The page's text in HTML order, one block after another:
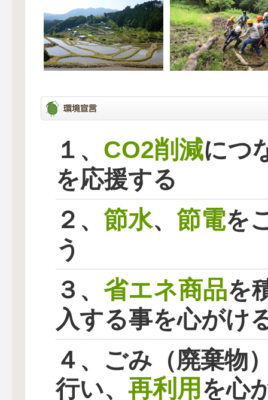
１、 CO2削減につ
を応援する
２、 節水、 節電を
う
３、 省エネ商品を
入する事を心がけ
４、ごみ（廃棄物
行い、 再利用を心